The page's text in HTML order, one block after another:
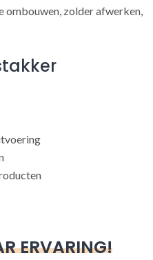
ombouwen, zolder afwerken,
ERVARING!